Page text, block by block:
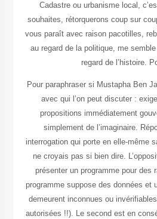
Cadastre ou urbanisme local,
souhaites, rétorquerons coup sur
vous paraît avec raison pacotilles,
au regard de la politique, me
regard de l’histoire.
Pour paraphraser si Mustapha Ben
avec qui l’on peut discuter :
propositions immédiatement
simplement de l’imaginaire.
interrogation qui porte en elle-même
ne croyais pas si bien dire.
présenter un programme pour des
programme suppose des données et
demeurent inconnues ou
autorisées !!). Le second est en